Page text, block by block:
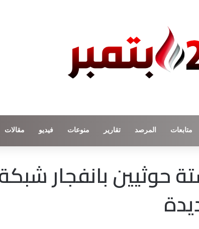
متابعات المرصد تقارير منوعات فيديو مقالات
حوثيين بانفجار